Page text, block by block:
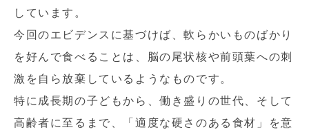
しています。
今回のエビデンスに基づけば、軟らかいものばかり
を好んで食べることは、脳の尾状核や前頭葉への刺
激を自ら放棄しているようなものです。
特に成長期の子どもから、働き盛りの世代、そして
高齢者に至るまで、「適度な硬さのある食材」を意